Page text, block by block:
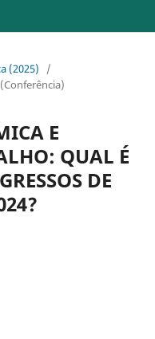
(2025)
/
E
QUAL É
DE